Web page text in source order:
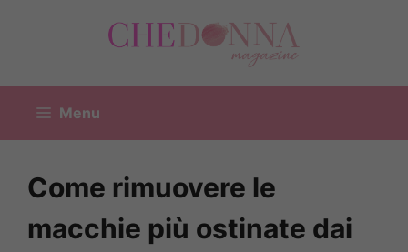
Menu
Come rimuovere le
macchie più ostinate dai